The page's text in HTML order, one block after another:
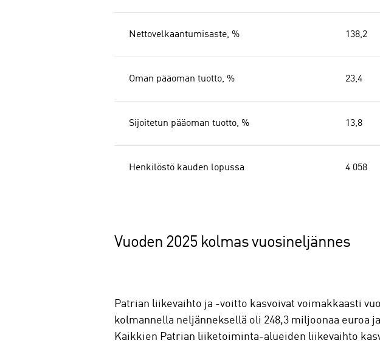
Nettovelkaantumisaste, % 138,2
Oman pääoman tuotto, % 23,4
Sijoitetun pääoman tuotto, % 13,8
Henkilöstö kauden lopussa 4 058
Vuoden 2025 kolmas vuosineljännes
Patrian liikevaihto ja -voitto kasvoivat voimakkaasti
kolmannella neljänneksellä oli 248,3 miljoonaa euroa
Kaikkien Patrian liiketoiminta-alueiden liikevaihto